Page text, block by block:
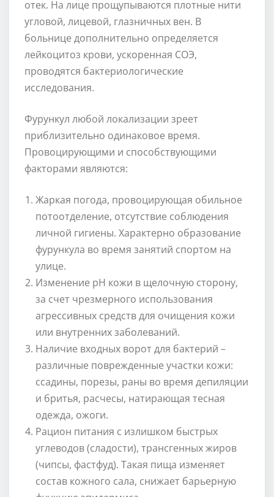
отек. На лице прощупываются плотные нити
угловой, лицевой, глазничных вен. В
больнице дополнительно определяется
лейкоцитоз крови, ускоренная СОЭ,
проводятся бактериологические
исследования.
Фурункул любой локализации зреет
приблизительно одинаковое время.
Провоцирующими и способствующими
факторами являются:
Жаркая погода, провоцирующая обильное
потоотделение, отсутствие соблюдения
личной гигиены. Характерно образование
фурункула во время занятий спортом на
улице.
Изменение pH кожи в щелочную сторону,
за счет чрезмерного использования
агрессивных средств для очищения кожи
или внутренних заболеваний.
Наличие входных ворот для бактерий –
различные поврежденные участки кожи:
ссадины, порезы, раны во время депиляции
и бритья, расчесы, натирающая тесная
одежда, ожоги.
Рацион питания с излишком быстрых
углеводов (сладости), трансгенных жиров
(чипсы, фастфуд). Такая пища изменяет
состав кожного сала, снижает барьерную